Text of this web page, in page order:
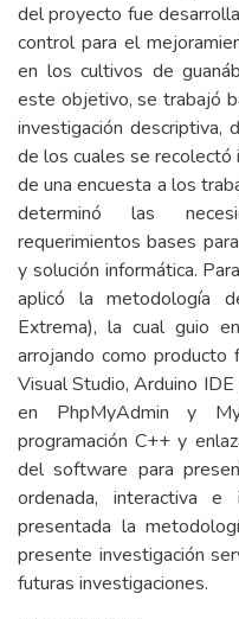
del proyecto fue
control para el
en los cultivos de
este objetivo, se trabajó
investigación descriptiva,
de los cuales se recolectó
de una encuesta a los
determinó las
requerimientos bases
y solución informática.
aplicó la metodología
Extrema), la cual guio
arrojando como
Visual Studio, Arduino
en PhpMyAdmin y
programación C++ y
del software para
ordenada, interactiva e
presentada la
presente investigación
futuras investigaciones.